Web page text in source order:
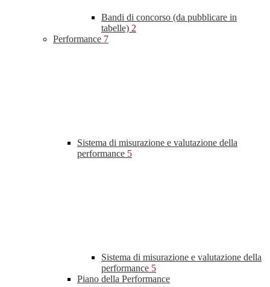
Bandi di concorso (da pubblicare in
tabelle) 2
Performance 7
Sistema di misurazione e valutazione della
performance 5
Sistema di misurazione e valutazione della
performance 5
Piano della Performance